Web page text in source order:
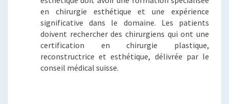
en chirurgie esthétique et une expérience
significative dans le domaine. Les patients
doivent rechercher des chirurgiens qui ont une
certification en chirurgie plastique,
reconstructrice et esthétique, délivrée par le
conseil médical suisse.